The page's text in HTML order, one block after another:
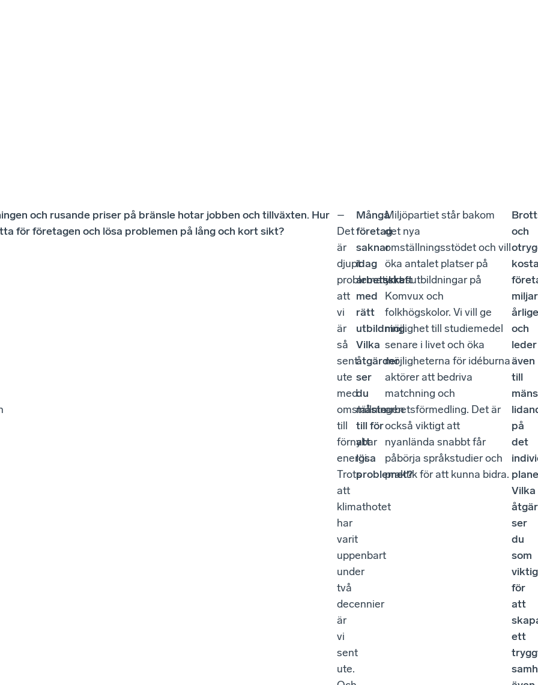
och rusande priser på bränsle hotar jobben och tillväxten. Hur
för företagen och lösa problemen på lång och kort sikt?
–
Det
är
djupt
problematiskt
att
vi
är
så
sent
ute
med
omställningen
till
förnybar
energi.
Trots
att
klimathotet
har
varit
uppenbart
under
två
decennier
är
vi
sent
ute.
Många
företag
saknar
idag
arbetskraft
med
rätt
utbildning.
Vilka
åtgärder
ser
du
måste
till för
att
lösa
problemet?
Miljöpartiet står bakom
det nya
omställningsstödet och vill
öka antalet platser på
yrkesutbildningar på
Komvux och
folkhögskolor. Vi vill ge
möjlighet till studiemedel
senare i livet och öka
möjligheterna för idéburna
aktörer att bedriva
matchning och
arbetsförmedling. Det är
också viktigt att
nyanlända snabbt får
påbörja språkstudier och
praktik för att kunna bidra.
och
och
leder
även
till
på
det
Vilka
ser
du
som
för
att
ett